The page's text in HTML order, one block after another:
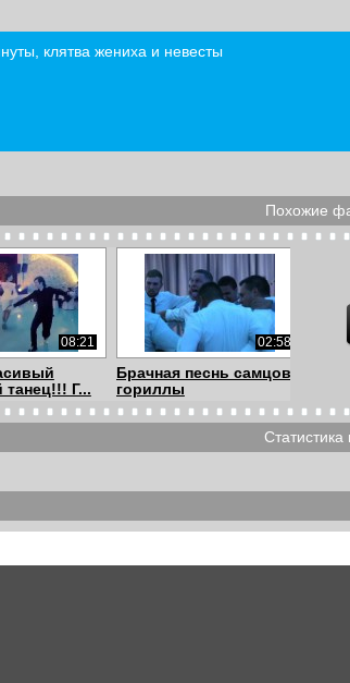
клятва жениха и невесты
Похожие
08:21
танец!!! Г...
02:58
Брачная песнь самцов
гориллы
00:46
бутылка
01:53
Смотрите кто танцует